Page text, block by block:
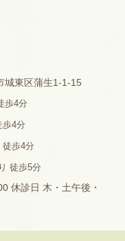
城東区蒲生1-1-15
歩4分
歩4分
歩4分
徒歩5分
休診日 木・土午後・